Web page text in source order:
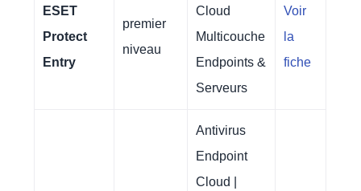
ESET
Protect
Entry
premier
niveau
Cloud
Multicouche
Endpoints &
Serveurs
Voir
la
fiche
Antivirus
Endpoint
Cloud |